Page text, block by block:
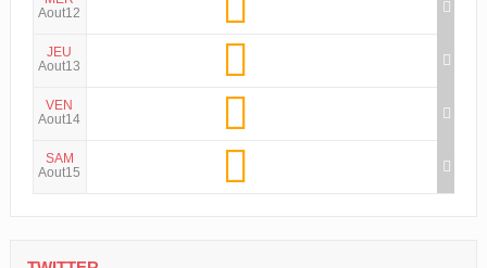
Aout12
JEU
Aout13
VEN
Aout14
SAM
Aout15